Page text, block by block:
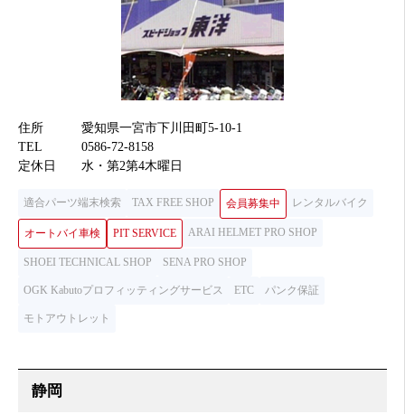
住所
愛知県一宮市下川田町5-10-1
TEL
0586-72-8158
定休日
水・第2第4木曜日
適合パーツ端末検索 TAX FREE SHOP 会員募集中 レンタルバイク
オートバイ車検 PIT SERVICE ARAI HELMET PRO SHOP
SHOEI TECHNICAL SHOP SENA PRO SHOP
OGK Kabutoプロフィッティングサービス ETC パンク保証
モトアウトレット